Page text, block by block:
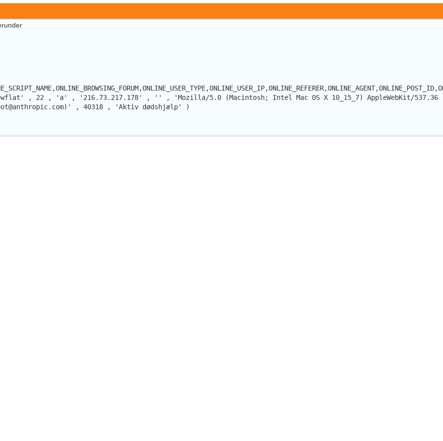
, 22 , 'a' , '216.73.217.178' , '' , 'Mozilla/5.0 (Macintosh; Intel Mac OS X 10_15_7) AppleWebKit/537.36
, 40318 , 'Aktiv dødshjælp' )